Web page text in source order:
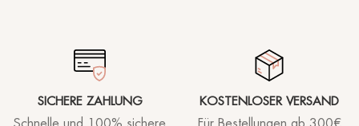
SICHERE ZAHLUNG
KOSTENLOSER VERSAND